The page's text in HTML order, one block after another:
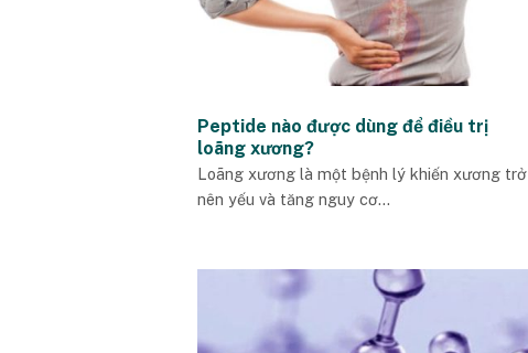
Peptide nào được dùng để điều trị
loãng xương?
Loãng xương là một bệnh lý khiến xương trở
nên yếu và tăng nguy cơ...